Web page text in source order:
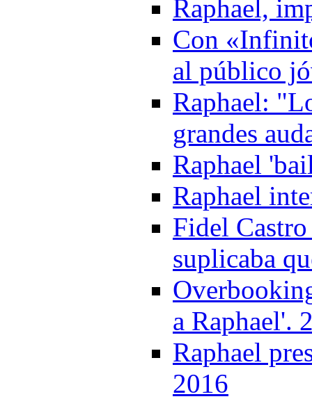
Raphael,
Con
al público
Raphael:
grandes
Raphael
Raphael
Fidel
suplicaba
a Raphael'.
Raphael
2016